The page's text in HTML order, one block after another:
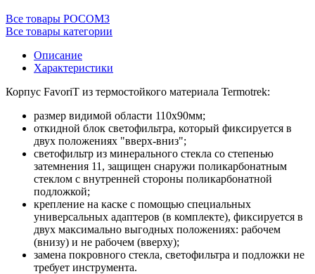
Все товары РОСОМЗ
Все товары категории
Описание
Характеристики
Корпус FavoriT из термостойкого материала Termotrek:
размер видимой области 110x90мм;
откидной блок светофильтра, который фиксируется в
двух положениях "вверх-вниз";
светофильтр из минерального стекла со степенью
затемнения 11, защищен снаружи поликарбонатным
стеклом с внутренней стороны поликарбонатной
подложкой;
крепление на каске с помощью специальных
универсальных адаптеров (в комплекте), фиксируется в
двух максимально выгодных положениях: рабочем
(внизу) и не рабочем (вверху);
замена покровного стекла, светофильтра и подложки не
требует инструмента.